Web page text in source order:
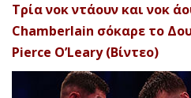
Τρία νοκ ντάουν και νοκ
Chamberlain σόκαρε το
Pierce O’Leary (Βίντεο)